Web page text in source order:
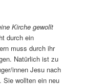
Kirche gewollt
durch ein
muss durch ihr
Natürlich ist zu
innen Jesu nach
Sie wollten ein neu